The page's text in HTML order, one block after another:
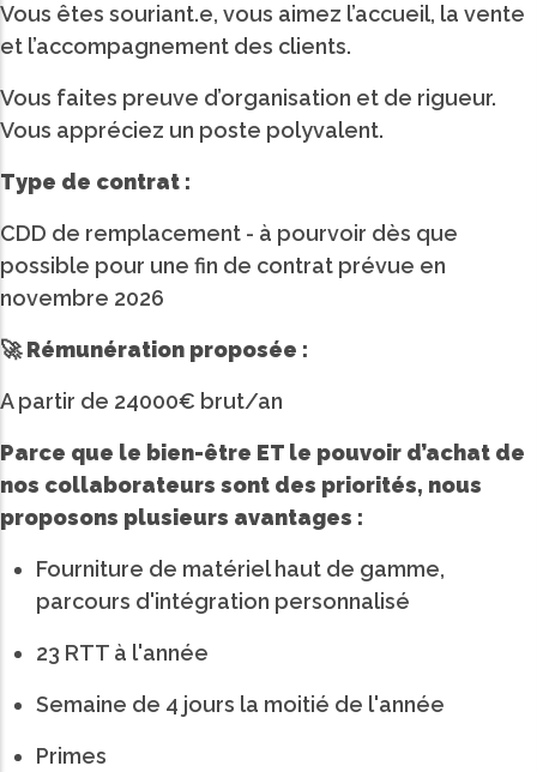
Vous êtes souriant.e, vous aimez l’accueil, la vente
et l’accompagnement des clients.
Vous faites preuve d’organisation et de rigueur.
Vous appréciez un poste polyvalent.
Type de contrat :
CDD de remplacement - à pourvoir dès que
possible pour une fin de contrat prévue en
novembre 2026
🚀 Rémunération proposée :
A partir de 24000€ brut/an
Parce que le bien-être ET le pouvoir d’achat de
nos collaborateurs sont des priorités, nous
proposons plusieurs avantages :
Fourniture de matériel haut de gamme,
parcours d'intégration personnalisé
23 RTT à l'année
Semaine de 4 jours la moitié de l'année
Primes